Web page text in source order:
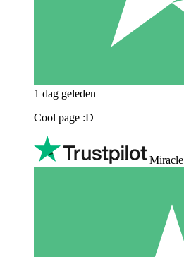
1 dag geleden
Cool page :D
Miracle